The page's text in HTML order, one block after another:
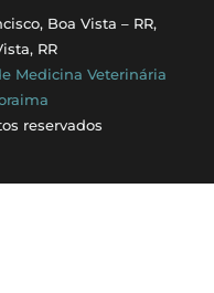
Boa Vista – RR,
RR
Medicina Veterinária
reservados